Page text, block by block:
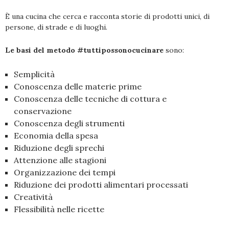
È una cucina che cerca e racconta storie di prodotti unici, di
persone, di strade e di luoghi.
Le basi del metodo #tuttipossonocucinare sono:
Semplicità
Conoscenza delle materie prime
Conoscenza delle tecniche di cottura e
conservazione
Conoscenza degli strumenti
Economia della spesa
Riduzione degli sprechi
Attenzione alle stagioni
Organizzazione dei tempi
Riduzione dei prodotti alimentari processati
Creatività
Flessibilità nelle ricette